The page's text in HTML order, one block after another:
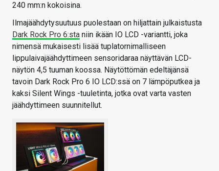
240 mm:n kokoisina.
Ilmajäähdytysuutuus puolestaan on hiljattain julkaistusta
Dark Rock Pro 6:sta niin ikään IO LCD -variantti, joka
nimensä mukaisesti lisää tuplatornimalliseen
lippulaivajäähdyttimeen sensoridaraa näyttävän LCD-
näytön 4,5 tuuman koossa. Näytöttömän edeltäjänsä
tavoin Dark Rock Pro 6 IO LCD:ssä on 7 lämpöputkea ja
kaksi Silent Wings -tuuletinta, jotka ovat varta vasten
jäähdyttimeen suunnitellut.